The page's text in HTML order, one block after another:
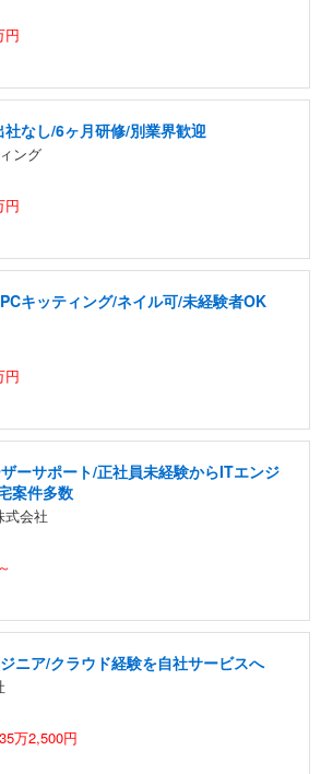
円
なし/6ヶ月研修/別業界歓迎
ング
円
キッティング/ネイル可/未経験者OK
円
ーサポート/正社員未経験からITエンジ
案件多数
式会社
ニア/クラウド経験を自社サービスへ
万2,500円